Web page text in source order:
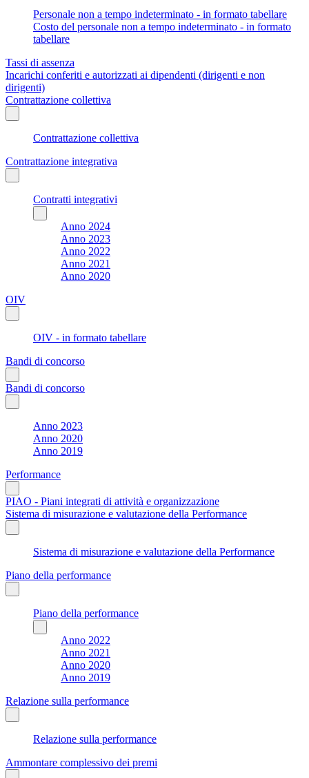
Personale non a tempo indeterminato - in formato tabellare
Costo del personale non a tempo indeterminato - in formato
tabellare
Tassi di assenza
Incarichi conferiti e autorizzati ai dipendenti (dirigenti e non
dirigenti)
Contrattazione collettiva
Contrattazione collettiva
Contrattazione integrativa
Contratti integrativi
Anno 2024
Anno 2023
Anno 2022
Anno 2021
Anno 2020
OIV
OIV - in formato tabellare
Bandi di concorso
Bandi di concorso
Anno 2023
Anno 2020
Anno 2019
Performance
PIAO - Piani integrati di attività e organizzazione
Sistema di misurazione e valutazione della Performance
Sistema di misurazione e valutazione della Performance
Piano della performance
Piano della performance
Anno 2022
Anno 2021
Anno 2020
Anno 2019
Relazione sulla performance
Relazione sulla performance
Ammontare complessivo dei premi